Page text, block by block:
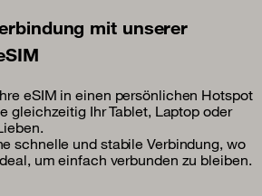
mit unserer
eSIM in einen persönlichen Hotspot
gleichzeitig Ihr Tablet, Laptop oder
schnelle und stabile Verbindung, wo
um einfach verbunden zu bleiben.